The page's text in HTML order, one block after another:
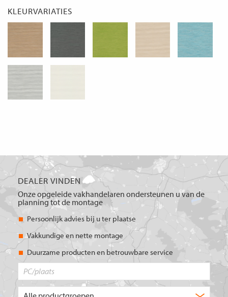
KLEURVARIATIES
DEALER VINDEN
Onze opgeleide vakhandelaren ondersteunen u van de
planning tot de montage
Persoonlijk advies bij u ter plaatse
Vakkundige en nette montage
Duurzame producten en betrouwbare service